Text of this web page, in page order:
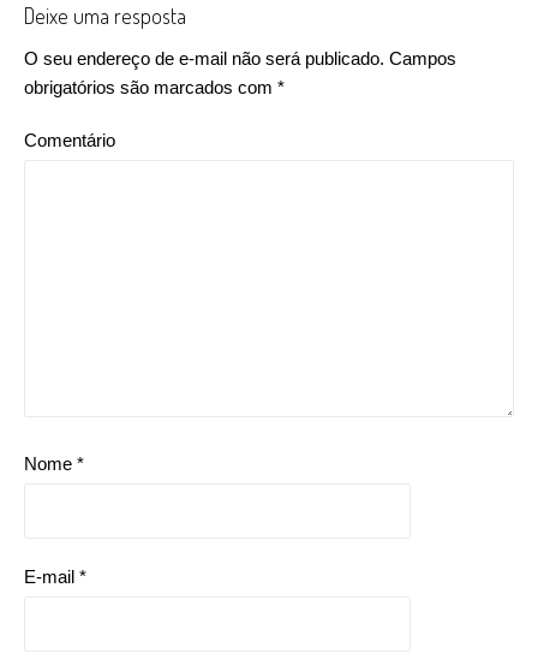
Deixe uma resposta
O seu endereço de e-mail não será publicado. Campos
obrigatórios são marcados com *
Comentário
Nome *
E-mail *